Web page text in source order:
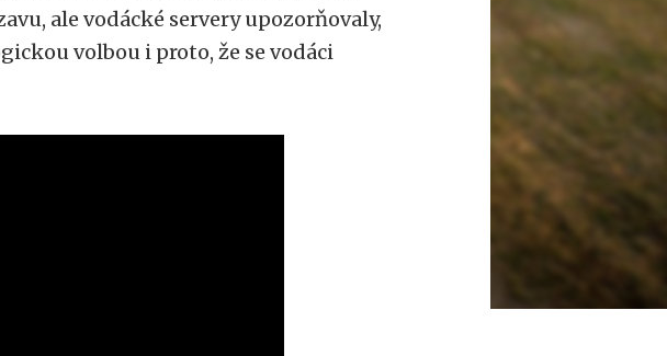
ale vodácké servery upozorňovaly,
volbou i proto, že se vodáci